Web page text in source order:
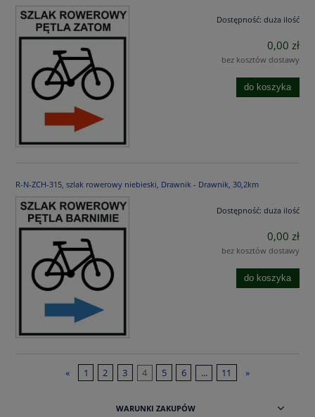
Dostępność: duża ilość
0,00 zł
bez kosztów dostawy
do koszyka
R-N-ZCH-315, szlak rowerowy niebieski, Drawnik - Drawnik, 30,2km
Dostępność: duża ilość
0,00 zł
bez kosztów dostawy
do koszyka
« 1 2 3 4 5 6 ... 11 »
WARUNKI ZAKUPÓW